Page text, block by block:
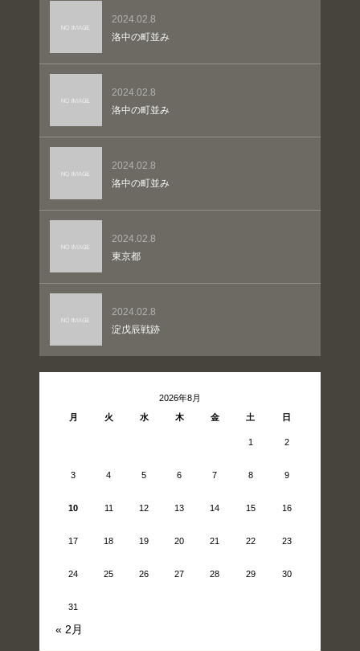
2024.02.8
洛中の町並み
2024.02.8
洛中の町並み
2024.02.8
洛中の町並み
2024.02.8
東京都
2024.02.8
淀戊辰戦跡
2026年8月
月
火 水 木 金 土 日
1 2
3 4 5 6 7 8 9
10 11 12 13 14 15 16
17 18 19 20 21 22 23
24 25 26 27 28 29 30
31
« 2月